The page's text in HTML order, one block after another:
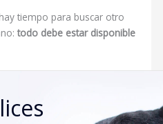
tiempo para buscar otro
todo debe estar disponible